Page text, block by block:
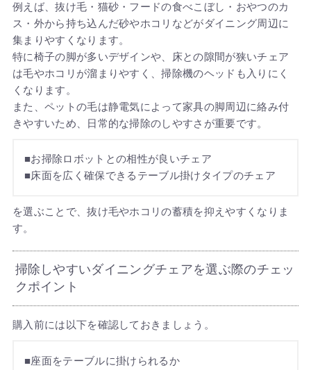
例えば、抜け毛・猫砂・フードの食べこぼし・おやつのカ
ス・外から持ち込んだ砂やホコリなどがダイニング周辺に
集まりやすくなります。
特に椅子の脚が多いデザインや、床との隙間が狭いチェア
は毛やホコリが溜まりやすく、掃除機のヘッドも入りにく
くなります。
また、ペットの毛は静電気によって家具の脚周辺に絡み付
きやすいため、日常的な掃除のしやすさが重要です。
■お掃除ロボットとの相性が良いチェア
■床面を広く確保できるテーブル掛けタイプのチェア
を選ぶことで、抜け毛やホコリの蓄積を抑えやすくなりま
す。
掃除しやすいダイニングチェアを選ぶ際のチェッ
クポイント
購入前には以下を確認しておきましょう。
■座面をテーブルに掛けられるか